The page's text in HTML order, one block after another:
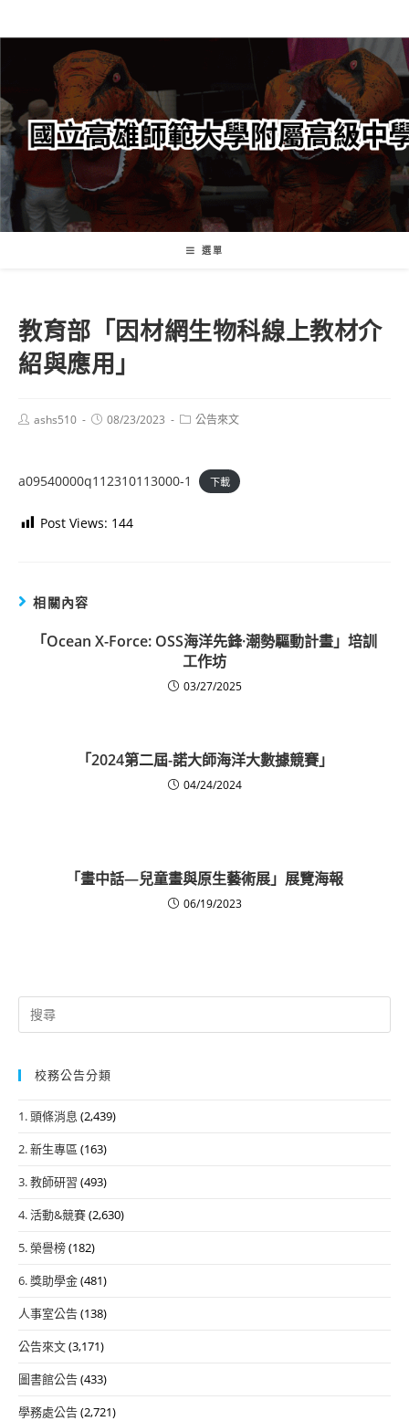
轉
要
內
容
選單
教育部「因材網生物科線上教材介
紹與應用」
Postashs510
Post08/23/2023
Post公告來文
a09540000q112310113000-1 下載
Post Views: 144
相關內容
「Ocean X-Force: OSS海洋先鋒·潮勢驅動計畫」培訓
工作坊
03/27/2025
「2024第二屆-諾大師海洋大數據競賽」
04/24/2024
「畫中話—兒童畫與原生藝術展」展覽海報
06/19/2023
Search
for:
校務公告分類
1. 頭條消息 (2,439)
2. 新生專區 (163)
3. 教師研習 (493)
4. 活動&競賽(2,630)
5. 榮譽榜(182)
6. 獎助學金(481)
人事室公告(138)
公告來文(3,171)
圖書館公告(433)
學務處公告(2,721)